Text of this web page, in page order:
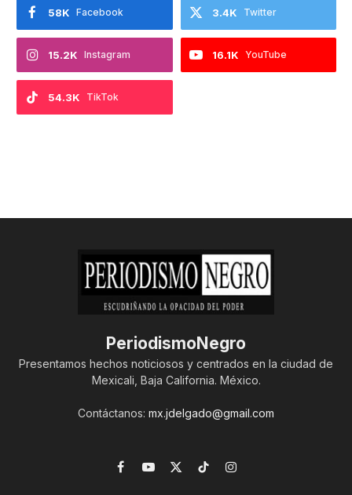
Facebook
58K Twitter
3.4K
Instagram
15.2K YouTube
16.1K
TikTok
54.3K
PeriodismoNegro
Presentamos hechos noticiosos y centrados en la ciudad de
Mexicali, Baja California. México.
Contáctanos: mx.jdelgado@gmail.com
Facebook
YouTube
X
TikTokInstagram